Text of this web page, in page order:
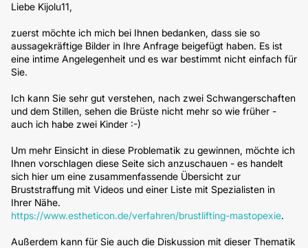
Liebe Kijolu11,
zuerst möchte ich mich bei Ihnen bedanken, dass sie so
aussagekräftige Bilder in Ihre Anfrage beigefügt haben. Es ist
eine intime Angelegenheit und es war bestimmt nicht einfach für
Sie.
Ich kann Sie sehr gut verstehen, nach zwei Schwangerschaften
und dem Stillen, sehen die Brüste nicht mehr so wie früher -
auch ich habe zwei Kinder :-)
Um mehr Einsicht in diese Problematik zu gewinnen, möchte ich
Ihnen vorschlagen diese Seite sich anzuschauen - es handelt
sich hier um eine zusammenfassende Übersicht zur
Bruststraffung mit Videos und einer Liste mit Spezialisten in
Ihrer Nähe.
https://www.estheticon.de/verfahren/brustlifting-mastopexie.
Außerdem kann für Sie auch die Diskussion mit dieser Thematik